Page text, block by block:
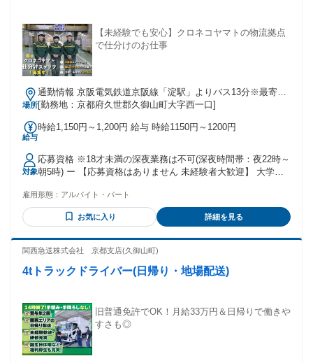
【未経験でも安心】クロネコヤマトの物流拠点
で仕分けのお仕事
場所
通勤情報 京阪電気鉄道京阪線「淀駅」よりバス13分※最寄り
バス停「北川顔」
[勤務地：京都府久世郡久御山町大字西一口]
給与
時給1,150円～1,200円 給与 時給1150円～1200円
対象
応募資格 ※18才未満の深夜業務は不可(深夜時間帯：夜22時～
朝5時) ー 【応募資格はありません 未経験者大歓迎】 大学生 /
養範囲内 /Wワーク・副業も相談可能 (一部社内規定による) ◆
ハローワークでお仕事探し中の方にもおすすめ ◆中高年の方
も多数活躍しています。 【先輩スタッフさんの職歴例】 全く
た方 ・コンビニやスーパーなどの販売接客をされていた方 ・
力等の事務をされていた方 ・短期で倉庫内作業をされていた
雇用形態： アルバイト・パート
お気に入り 詳細を見る
関西急送株式会社 京都支店(久御山町)
4tトラックドライバー(日帰り・地場配送)
旧普通免許でOK！月給33万円＆日帰りで働きや
すさも◎